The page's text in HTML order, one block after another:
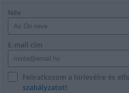
Név
E-mail cím
Feliratkozom a hírlevélre és
szabályzatot!